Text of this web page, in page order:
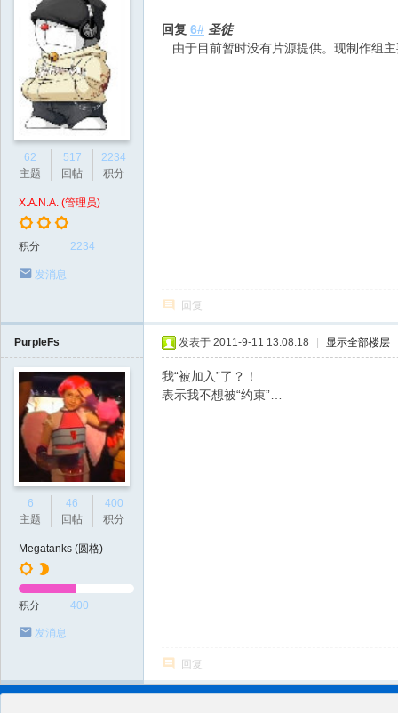
62
主题
517
回帖
2234
积分
X.A.N.A. (管理员)
积分 2234
发消息
回复 6# 圣徒
由于目前暂时没有片源提供。现制作组
回复
PurpleFs
6
主题
46
回帖
400
积分
Megatanks (圆格)
积分 400
发消息
发表于 2011-9-11 13:08:18 显示全部楼层
我“被加入”了？！
表示我不想被“约束”…
回复